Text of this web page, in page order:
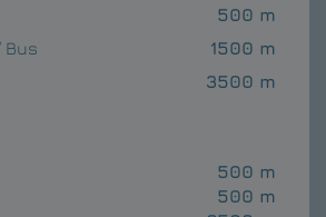
500 m
Bus
1500 m
3500 m
500 m
500 m